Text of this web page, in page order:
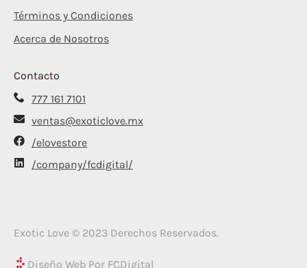
Términos y Condiciones
Acerca de Nosotros
Contacto
777 161 7101
ventas@exoticlove.mx
/elovestore
/company/fcdigital/
Exotic Love © 2023 Derechos Reservados.
Diseño Web Por FCDigital